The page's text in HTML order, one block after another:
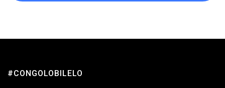
#CONGOLOBILELO